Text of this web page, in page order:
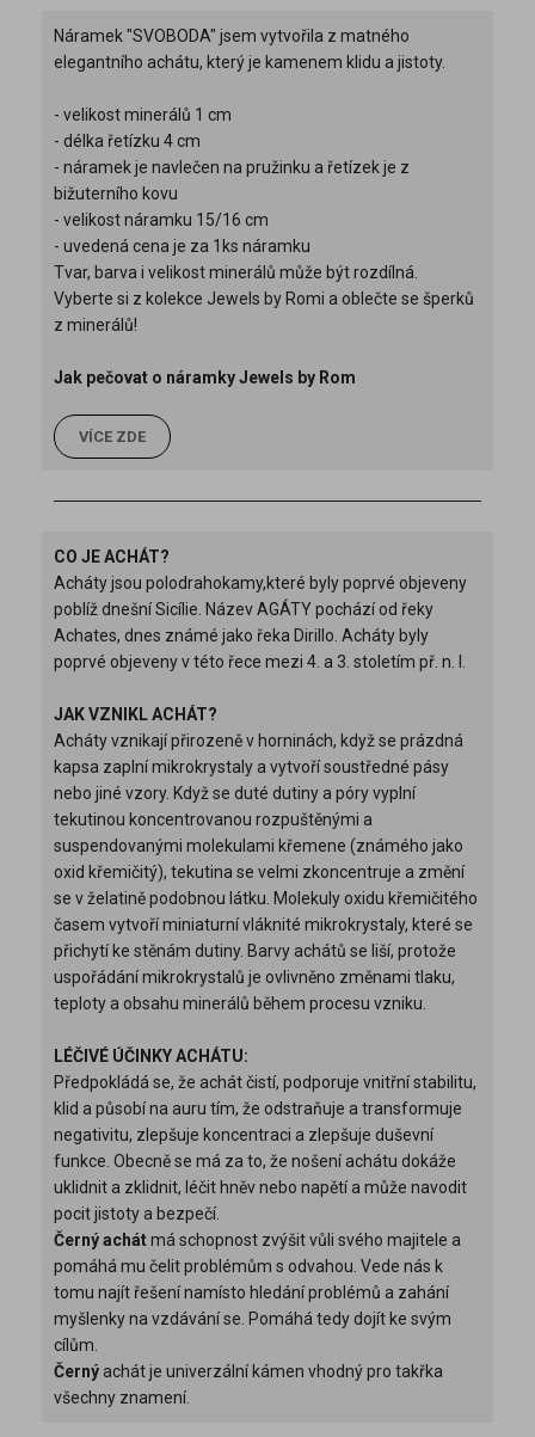
Náramek "SVOBODA" jsem vytvořila z matného
elegantního achátu, který je kamenem klidu a jistoty.
- velikost minerálů 1 cm
- délka řetízku 4 cm
- náramek je navlečen na pružinku a řetízek je z
bižuterního kovu
- velikost náramku 15/16 cm
- uvedená cena je za 1ks náramku
Tvar, barva i velikost minerálů může být rozdílná.
Vyberte si z kolekce Jewels by Romi a oblečte se šperků
z minerálů!
Jak pečovat o náramky Jewels by Rom
VÍCE ZDE
CO JE ACHÁT?
Acháty jsou polodrahokamy,které byly poprvé objeveny
poblíž dnešní Sicílie. Název AGÁTY pochází od řeky
Achates, dnes známé jako řeka Dirillo. Acháty byly
poprvé objeveny v této řece mezi 4. a 3. stoletím př. n. l.
JAK VZNIKL ACHÁT?
Acháty vznikají přirozeně v horninách, když se prázdná
kapsa zaplní mikrokrystaly a vytvoří soustředné pásy
nebo jiné vzory. Když se duté dutiny a póry vyplní
tekutinou koncentrovanou rozpuštěnými a
suspendovanými molekulami křemene (známého jako
oxid křemičitý), tekutina se velmi zkoncentruje a změní
se v želatině podobnou látku. Molekuly oxidu křemičitého
časem vytvoří miniaturní vláknité mikrokrystaly, které se
přichytí ke stěnám dutiny. Barvy achátů se liší, protože
uspořádání mikrokrystalů je ovlivněno změnami tlaku,
teploty a obsahu minerálů během procesu vzniku.
LÉČIVÉ ÚČINKY ACHÁTU:
Předpokládá se, že achát čistí, podporuje vnitřní stabilitu,
klid a působí na auru tím, že odstraňuje a transformuje
negativitu, zlepšuje koncentraci a zlepšuje duševní
funkce. Obecně se má za to, že nošení achátu dokáže
uklidnit a zklidnit, léčit hněv nebo napětí a může navodit
pocit jistoty a bezpečí.
Černý achátmá schopnost zvýšit vůli svého majitele a
pomáhá mu čelit problémům s odvahou. Vede nás k
tomu najít řešení namísto hledání problémů a zahání
myšlenky na vzdávání se. Pomáhá tedy dojít ke svým
cílům.
Černýachát je univerzální kámen vhodný pro takřka
všechny znamení.